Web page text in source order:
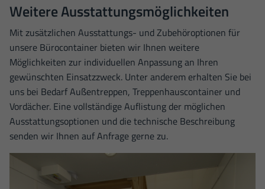
Weitere Ausstattungsmöglichkeiten
Mit zusätzlichen Ausstattungs- und Zubehöroptionen für
unsere Bürocontainer bieten wir Ihnen weitere
Möglichkeiten zur individuellen Anpassung an Ihren
gewünschten Einsatzzweck. Unter anderem erhalten Sie bei
uns bei Bedarf Außentreppen, Treppenhauscontainer und
Vordächer. Eine vollständige Auflistung der möglichen
Ausstattungsoptionen und die technische Beschreibung
senden wir Ihnen auf Anfrage gerne zu.